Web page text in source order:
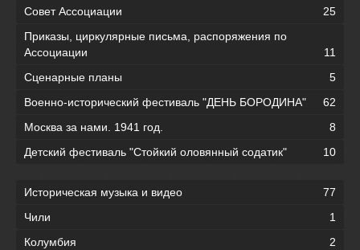
Совет Ассоциации
25
Приказы, циркулярные письма, распоряжения по
Ассоциации
11
Сценарные планы
5
Военно-исторический фестиваль "ДЕНЬ БОРОДИНА"
62
Москва за нами. 1941 год.
8
Детский фестиваль "Стойкий оловянный содатик"
10
Историческая музыка и видео
77
Чили
1
Колумбия
2